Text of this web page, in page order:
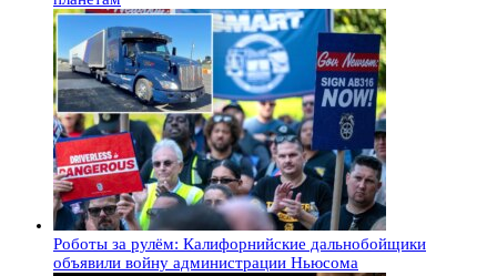
Роботы за рулём: Калифорнийские дальнобойщики
объявили войну администрации Ньюсома